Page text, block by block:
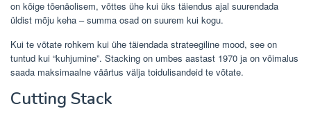
on kõige tõenäolisem, võttes ühe kui üks täiendus ajal suurendada
üldist mõju keha – summa osad on suurem kui kogu.
Kui te võtate rohkem kui ühe täiendada strateegiline mood, see on
tuntud kui “kuhjumine”. Stacking on umbes aastast 1970 ja on võimalus
saada maksimaalne väärtus välja toidulisandeid te võtate.
Cutting Stack